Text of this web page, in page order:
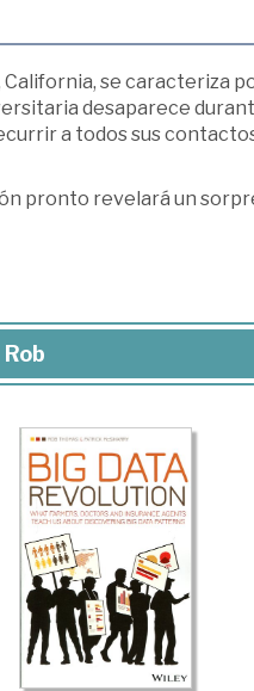
se caracteriza
desaparece
a todos sus
pronto revelará un